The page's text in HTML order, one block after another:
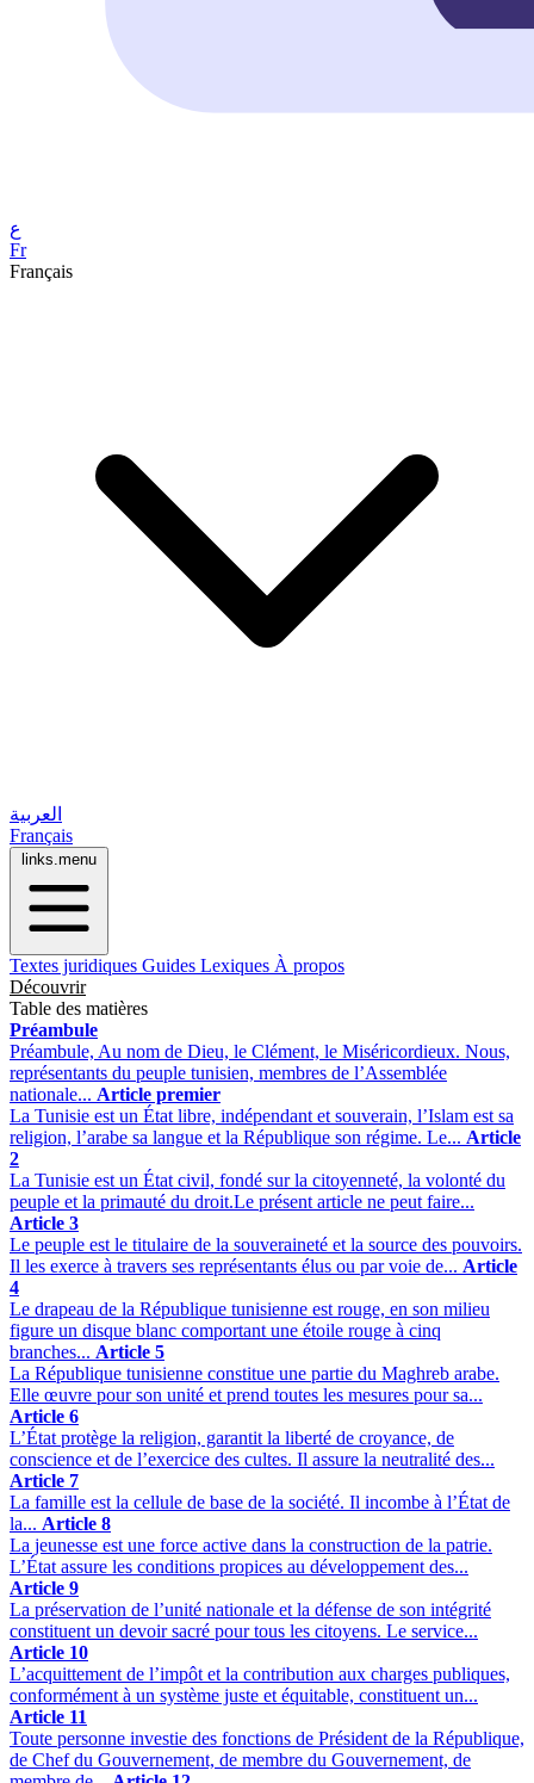
ع
Fr
Français
العربية
Français
links.menu
Textes juridiques Guides Lexiques À propos
Découvrir
Table des matières
Préambule
Préambule, Au nom de Dieu, le Clément, le Miséricordieux. Nous,
représentants du peuple tunisien, membres de l’Assemblée
nationale... Article premier
La Tunisie est un État libre, indépendant et souverain, l’Islam est sa
religion, l’arabe sa langue et la République son régime. Le... Article
2
La Tunisie est un État civil, fondé sur la citoyenneté, la volonté du
peuple et la primauté du droit.Le présent article ne peut faire...
Article 3
Le peuple est le titulaire de la souveraineté et la source des pouvoirs.
Il les exerce à travers ses représentants élus ou par voie de... Article
4
Le drapeau de la République tunisienne est rouge, en son milieu
figure un disque blanc comportant une étoile rouge à cinq
branches... Article 5
La République tunisienne constitue une partie du Maghreb arabe.
Elle œuvre pour son unité et prend toutes les mesures pour sa...
Article 6
L’État protège la religion, garantit la liberté de croyance, de
conscience et de l’exercice des cultes. Il assure la neutralité des...
Article 7
La famille est la cellule de base de la société. Il incombe à l’État de
la... Article 8
La jeunesse est une force active dans la construction de la patrie.
L’État assure les conditions propices au développement des...
Article 9
La préservation de l’unité nationale et la défense de son intégrité
constituent un devoir sacré pour tous les citoyens. Le service...
Article 10
L’acquittement de l’impôt et la contribution aux charges publiques,
conformément à un système juste et équitable, constituent un...
Article 11
Toute personne investie des fonctions de Président de la République,
de Chef du Gouvernement, de membre du Gouvernement, de